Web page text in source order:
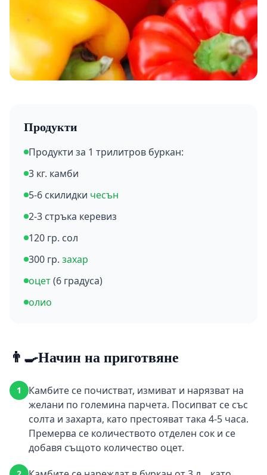
Продукти
Продукти за 1 трилитров буркан:
3 кг. камби
5-6 скилидки чесън
2-3 стръка керевиз
120 гр. сол
300 гр. захар
оцет(6 градуса)
олио
👨‍🍳Начин на приготвяне
1
Камбите се почистват, измиват и нарязват на
желани по големина парчета. Посипват се със
солта и захарта, като престояват така 4-5 часа.
Премерва се количеството отделен сок и се
добавя същото количество оцет.